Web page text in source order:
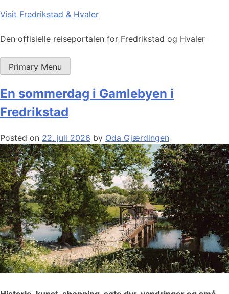
Skip
content
Visit Fredrikstad & Hvaler
Den offisielle reiseportalen for Fredrikstad og Hvaler
Primary Menu
En sommerdag i Gamlebyen i
Fredrikstad
Posted on 22. juli 2026 by Oda Gjærdingen